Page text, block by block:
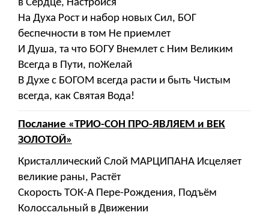
в Сердце, Настройся
На Духа Рост и набор новых Сил, БОГ
беспечности в том Не приемлет
И Душа, та что БОГУ Внемлет с Ним Великим
Всегда в Пути, поЖелай
В Духе с БОГОМ всегда расти и быть Чистым
всегда, как Святая Вода!
Послание «ТРИО-СОН ПРО-ЯВЛЯЕМ и ВЕК
ЗОЛОТОЙ»
Кристаллический Слой МАРЦИПАНА Исцеляет
великие раны, Растёт
Скорость ТОК-А Пере-Рождения, Подъём
Колоссальный в Движении